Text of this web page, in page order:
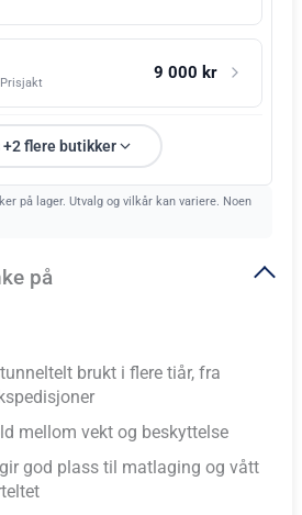
9 000 kr
+2 flere butikker
på lager. Utvalg og vilkår kan variere. Noen
på
brukt i flere tiår, fra
mellom vekt og beskyttelse
god plass til matlaging og vått